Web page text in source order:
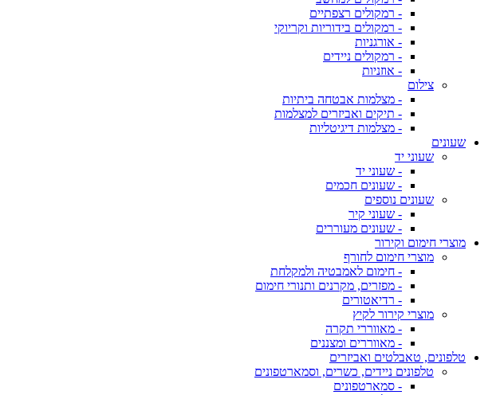
- רמקולים רצפתיים
- רמקולים בידוריות וקריוקי
- אורגניות
- רמקולים ניידים
- אוזניות
צילום
- מצלמות אבטחה ביתיות
- תיקים ואביזרים למצלמות
- מצלמות דיגיטליות
שעונים
שעוני יד
- שעוני יד
- שעונים חכמים
שעונים נוספים
- שעוני קיר
- שעונים מעוררים
מוצרי חימום וקירור
מוצרי חימום לחורף
- חימום לאמבטיה ולמקלחת
- מפזרים, מקרנים ותנורי חימום
- רדיאטורים
מוצרי קירור לקיץ
- מאווררי תקרה
- מאווררים ומצננים
טלפונים, טאבלטים ואביזרים
טלפונים ניידים, כשרים, וסמארטפונים
- סמארטפונים